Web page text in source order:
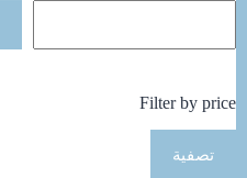
Filter by price
سعر
سعرتصفية